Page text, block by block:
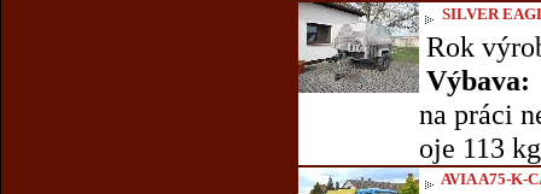
SILVER
Rok
Výbava:
na práci
oje 113
AVIA A75-K-